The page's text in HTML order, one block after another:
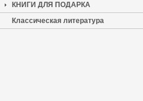
КНИГИ ДЛЯ ПОДАРКА
Классическая литература